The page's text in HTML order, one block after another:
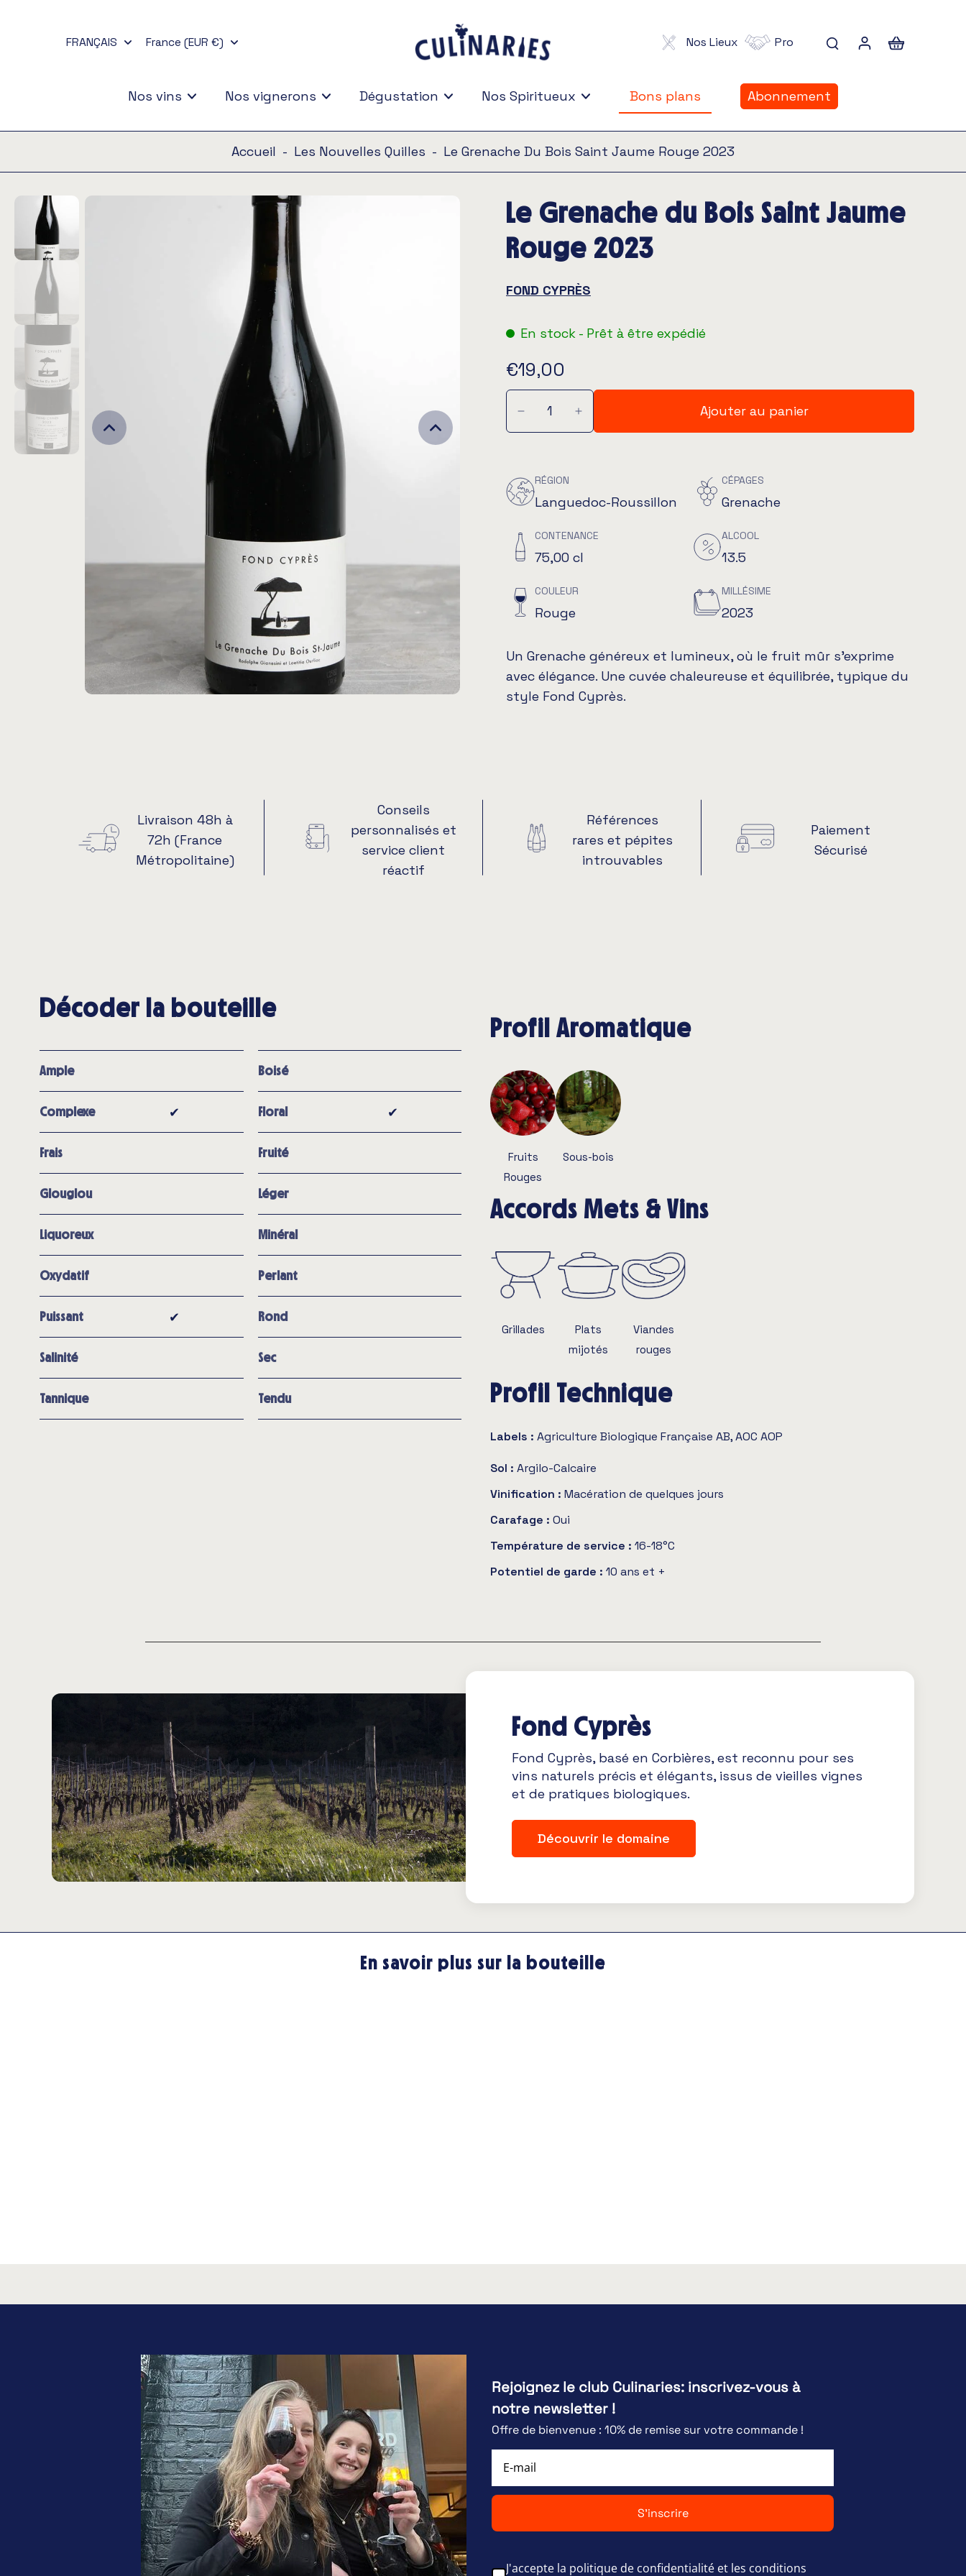
FRANÇAIS France (EUR €) Nos Lieux Pro
Nos vins Nos vignerons Dégustation Nos Spiritueux
Bons plans
Bons plans
Abonnement
Accueil - Les Nouvelles Quilles - Le Grenache Du Bois Saint Jaume Rouge 2023
Passer
aux
informations
sur
le
produit
Le Grenache du Bois Saint Jaume
Rouge 2023
FOND CYPRÈS
En stock - Prêt à être expédié
€19,00
Ajouter au panier
RÉGION
Languedoc-Roussillon
CÉPAGES
Grenache
CONTENANCE
75,00 cl
ALCOOL
13.5
COULEUR
Rouge
MILLÉSIME
2023
Un Grenache généreux et lumineux, où le fruit mûr s’exprime
avec élégance. Une cuvée chaleureuse et équilibrée, typique du
style Fond Cyprès.
Livraison 48h à
72h (France
Métropolitaine)
Conseils
personnalisés et
service client
réactif
Références
rares et pépites
introuvables
Paiement
Sécurisé
Décoder la bouteille
Ample Boisé
Complexe ✔︎ Floral ✔︎
Frais Fruité
Glouglou Léger
Liquoreux Minéral
Oxydatif Perlant
Puissant ✔︎ Rond
Salinité Sec
Tannique Tendu
Profil Aromatique
Fruits
Rouges
Sous-bois
Accords Mets & Vins
Grillades
Plats
mijotés
Viandes
rouges
Profil Technique
Labels : Agriculture Biologique Française AB, AOC AOP
Sol : Argilo-Calcaire
Vinification : Macération de quelques jours
Carafage : Oui
Température de service : 16-18°C
Potentiel de garde : 10 ans et +
Fond Cyprès
Fond Cyprès, basé en Corbières, est reconnu pour ses
vins naturels précis et élégants, issus de vieilles vignes
et de pratiques biologiques.
Découvrir le domaine
En savoir plus sur la bouteille
Rejoignez le club Culinaries: inscrivez-vous à
notre newsletter !
Offre de bienvenue : 10% de remise sur votre commande !
S'inscrire
J'accepte la politique de confidentialité et les conditions